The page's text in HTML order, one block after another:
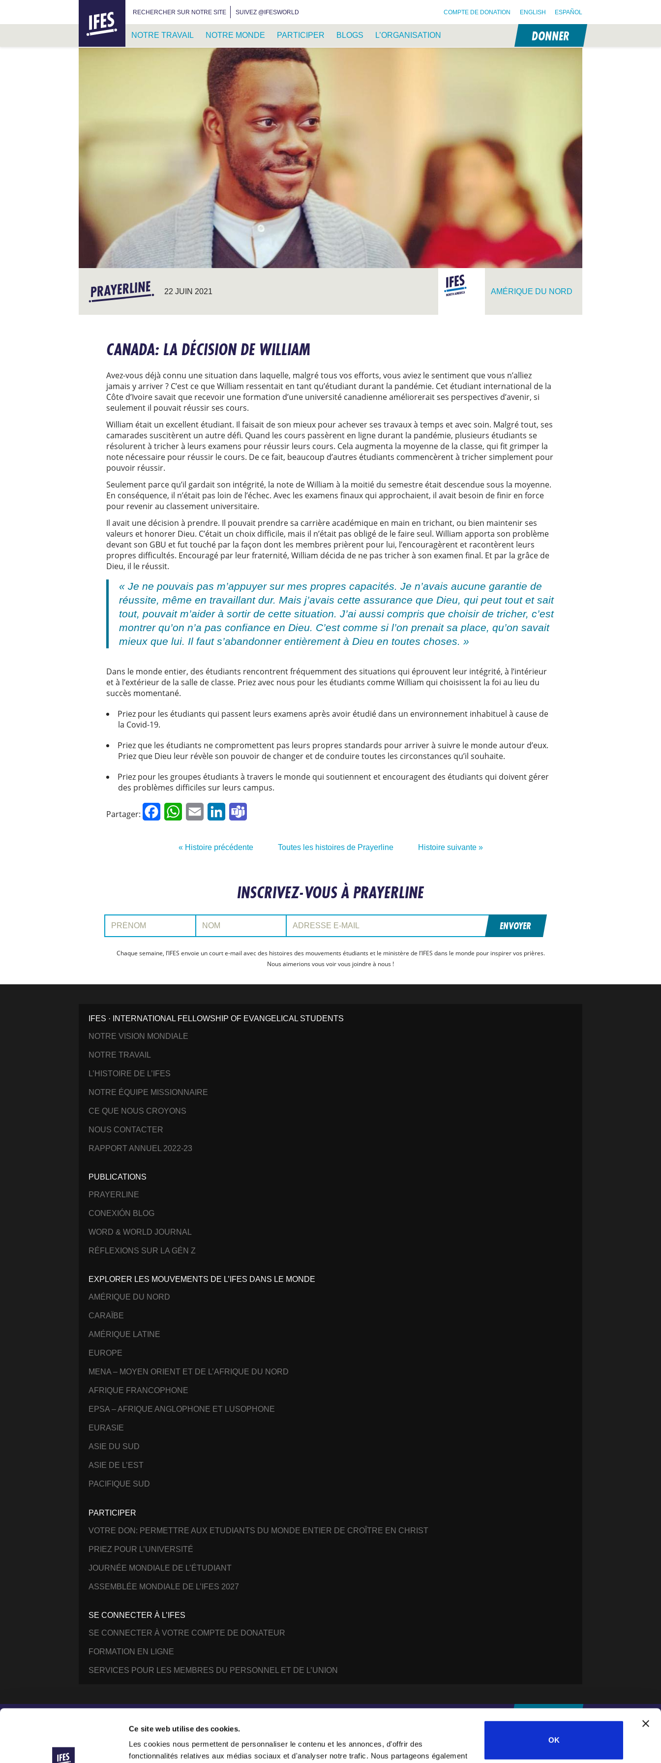
Ce site web utilise des cookies.
Les cookies nous permettent de personnaliser le contenu et les annonces, d'offrir des
fonctionnalités relatives aux médias sociaux et d'analyser notre trafic. Nous partageons également
OK
RECHERCHER SUR NOTRE SITE SUIVEZ @IFESWORLD COMPTE DE DONATION ENGLISH ESPAÑOL
INTERNATIONAL
FELLOWSHIP
OF
EVANGELICAL
NOTRE TRAVAIL NOTRE MONDE PARTICIPER BLOGS L’ORGANISATION DONNER
22 JUIN 2021 AMÉRIQUE DU NORD
CANADA: LA DÉCISION DE WILLIAM
Avez-vous déjà connu une situation dans laquelle, malgré tous vos efforts, vous aviez le sentiment que vous n’alliez
jamais y arriver ? C’est ce que William ressentait en tant qu’étudiant durant la pandémie. Cet étudiant international de la
Côte d’Ivoire savait que recevoir une formation d’une université canadienne améliorerait ses perspectives d’avenir, si
seulement il pouvait réussir ses cours.
William était un excellent étudiant. Il faisait de son mieux pour achever ses travaux à temps et avec soin. Malgré tout, ses
camarades suscitèrent un autre défi. Quand les cours passèrent en ligne durant la pandémie, plusieurs étudiants se
résolurent à tricher à leurs examens pour réussir leurs cours. Cela augmenta la moyenne de la classe, qui fit grimper la
note nécessaire pour réussir le cours. De ce fait, beaucoup d’autres étudiants commencèrent à tricher simplement pour
pouvoir réussir.
Seulement parce qu’il gardait son intégrité, la note de William à la moitié du semestre était descendue sous la moyenne.
En conséquence, il n’était pas loin de l’échec. Avec les examens finaux qui approchaient, il avait besoin de finir en force
pour revenir au classement universitaire.
Il avait une décision à prendre. Il pouvait prendre sa carrière académique en main en trichant, ou bien maintenir ses
valeurs et honorer Dieu. C’était un choix difficile, mais il n’était pas obligé de le faire seul. William apporta son problème
devant son GBU et fut touché par la façon dont les membres prièrent pour lui, l’encouragèrent et racontèrent leurs
propres difficultés. Encouragé par leur fraternité, William décida de ne pas tricher à son examen final. Et par la grâce de
Dieu, il le réussit.
« Je ne pouvais pas m’appuyer sur mes propres capacités. Je n’avais aucune garantie de
réussite, même en travaillant dur. Mais j’avais cette assurance que Dieu, qui peut tout et sait
tout, pouvait m’aider à sortir de cette situation. J’ai aussi compris que choisir de tricher, c’est
montrer qu’on n’a pas confiance en Dieu. C’est comme si l’on prenait sa place, qu’on savait
mieux que lui. Il faut s’abandonner entièrement à Dieu en toutes choses. »
Dans le monde entier, des étudiants rencontrent fréquemment des situations qui éprouvent leur intégrité, à l’intérieur
et à l’extérieur de la salle de classe. Priez avec nous pour les étudiants comme William qui choisissent la foi au lieu du
succès momentané.
Priez pour les étudiants qui passent leurs examens après avoir étudié dans un environnement inhabituel à cause de
la Covid-19.
Priez que les étudiants ne compromettent pas leurs propres standards pour arriver à suivre le monde autour d’eux.
Priez que Dieu leur révèle son pouvoir de changer et de conduire toutes les circonstances qu’il souhaite.
Priez pour les groupes étudiants à travers le monde qui soutiennent et encouragent des étudiants qui doivent gérer
des problèmes difficiles sur leurs campus.
Partager: FacebookWhatsApp
Email LinkedIn
« Histoire précédente Toutes les histoires de Prayerline Histoire suivante »
INSCRIVEZ-VOUS À PRAYERLINE
Prénom: Nom: Adresse e-mail:
ENVOYER
Chaque semaine, l’IFES envoie un court e-mail avec des histoires des mouvements étudiants et le ministère de l’IFES dans le monde pour inspirer vos prières.
Nous aimerions vous voir vous joindre à nous !
IFES · INTERNATIONAL FELLOWSHIP OF EVANGELICAL STUDENTS
NOTRE VISION MONDIALE
NOTRE TRAVAIL
L’HISTOIRE DE L’IFES
NOTRE ÉQUIPE MISSIONNAIRE
CE QUE NOUS CROYONS
NOUS CONTACTER
RAPPORT ANNUEL 2022-23
PUBLICATIONS
PRAYERLINE
CONEXIÓN BLOG
WORD & WORLD JOURNAL
RÉFLEXIONS SUR LA GÉN Z
EXPLORER LES MOUVEMENTS DE L’IFES DANS LE MONDE
AMÉRIQUE DU NORD
CARAÏBE
AMÉRIQUE LATINE
EUROPE
MENA – MOYEN ORIENT ET DE L’AFRIQUE DU NORD
AFRIQUE FRANCOPHONE
EPSA – AFRIQUE ANGLOPHONE ET LUSOPHONE
EURASIE
ASIE DU SUD
ASIE DE L’EST
PACIFIQUE SUD
PARTICIPER
VOTRE DON: PERMETTRE AUX ETUDIANTS DU MONDE ENTIER DE CROÎTRE EN CHRIST
PRIEZ POUR L’UNIVERSITÉ
JOURNÉE MONDIALE DE L’ÉTUDIANT
ASSEMBLÉE MONDIALE DE L’IFES 2027
SE CONNECTER À L’IFES
SE CONNECTER À VOTRE COMPTE DE DONATEUR
FORMATION EN LIGNE
SERVICES POUR LES MEMBRES DU PERSONNEL ET DE L’UNION
#IFESWORLD DONNER
International Fellowship of Evangelical Students ®